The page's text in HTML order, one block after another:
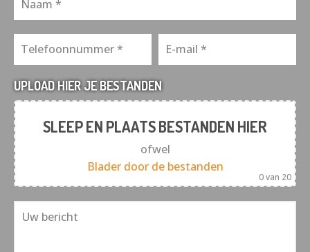
UPLOAD HIER JE BESTANDEN
SLEEP EN PLAATS BESTANDEN HIER
ofwel
Blader door de bestanden
0van 20